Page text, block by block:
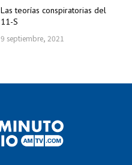
Las teorías conspiratorias del
11-S
9 septiembre, 2021